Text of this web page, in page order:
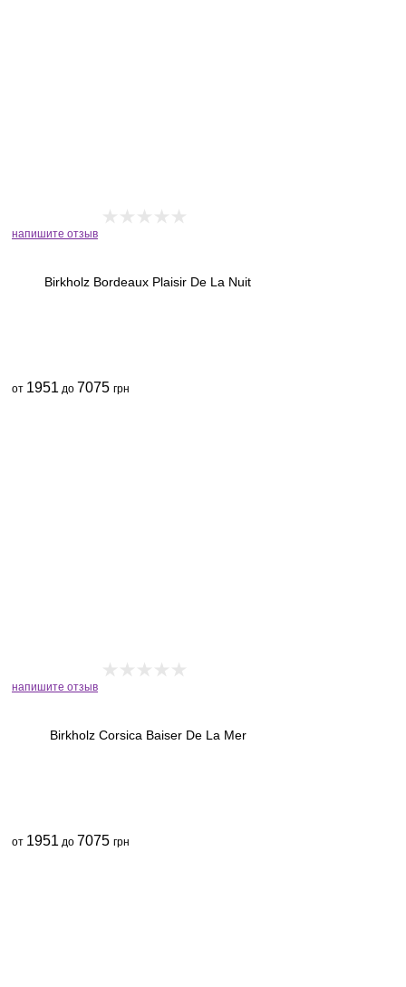
напишите отзыв
Birkholz Bordeaux Plaisir De La Nuit
от 1951 до 7075 грн
напишите отзыв
Birkholz Corsica Baiser De La Mer
от 1951 до 7075 грн